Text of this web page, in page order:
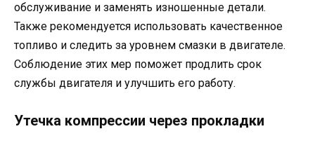
обслуживание и заменять изношенные детали.
Также рекомендуется использовать качественное
топливо и следить за уровнем смазки в двигателе.
Соблюдение этих мер поможет продлить срок
службы двигателя и улучшить его работу.
Утечка компрессии через прокладки